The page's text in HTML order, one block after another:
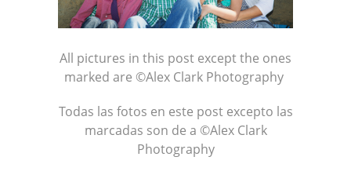
All pictures in this post except the ones
marked are ©Alex Clark Photography
Todas las fotos en este post excepto las
marcadas son de a ©Alex Clark
Photography